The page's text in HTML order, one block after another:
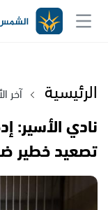
الرئيسية آخر
نادي الأسير:
تصعيد خطير